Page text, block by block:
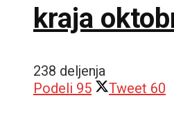
kraja
238 deljenja
Podeli 95 Tweet 60